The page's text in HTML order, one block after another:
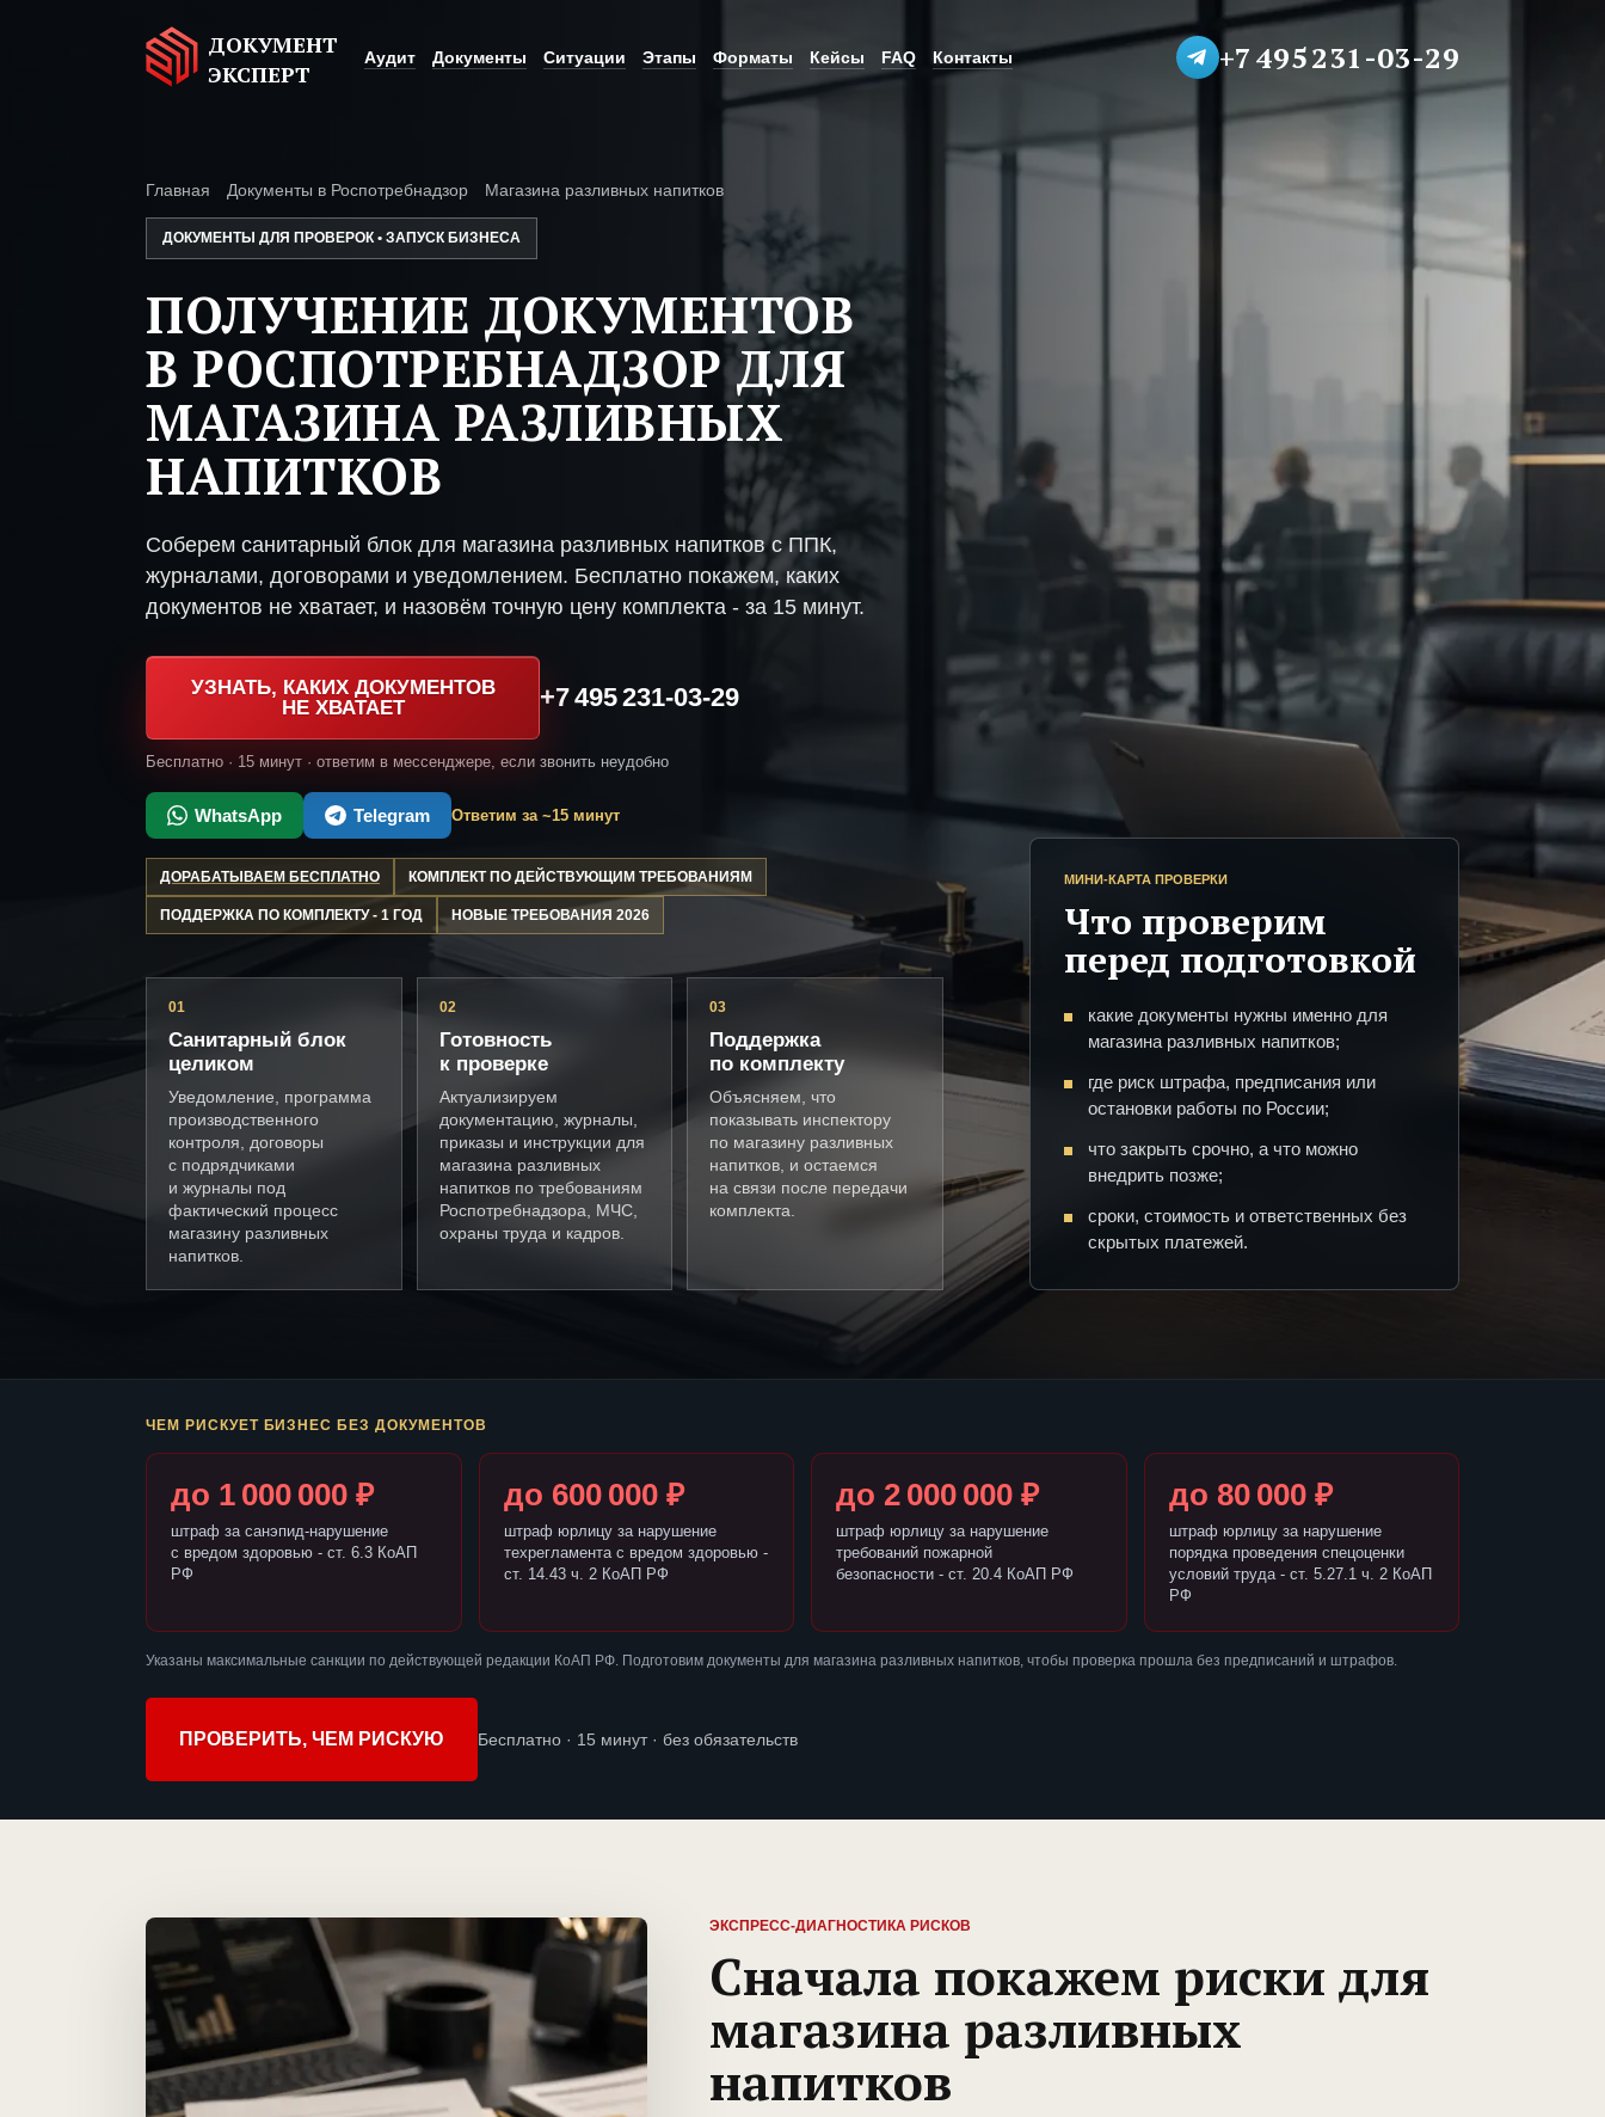
ДОКУМЕНТ
ЭКСПЕРТ
Аудит Документы Ситуации Этапы Форматы Кейсы FAQ Контакты +7 495 231-03-29
Главная Документы в Роспотребнадзор Магазина разливных напитков
ДОКУМЕНТЫ ДЛЯ ПРОВЕРОК • ЗАПУСК БИЗНЕСА
ПОЛУЧЕНИЕ ДОКУМЕНТОВ
В РОСПОТРЕБНАДЗОР ДЛЯ
МАГАЗИНА РАЗЛИВНЫХ
НАПИТКОВ
Соберем санитарный блок для магазина разливных напитков с ППК,
журналами, договорами и уведомлением. Бесплатно покажем, каких
документов не хватает, и назовём точную цену комплекта - за 15 минут.
УЗНАТЬ, КАКИХ ДОКУМЕНТОВ
НЕ ХВАТАЕТ
+7 495 231-03-29
Бесплатно · 15 минут · ответим в мессенджере, если звонить неудобно
WhatsApp Telegram Ответим за ~15 минут
ДОРАБАТЫВАЕМ БЕСПЛАТНО КОМПЛЕКТ ПО ДЕЙСТВУЮЩИМ ТРЕБОВАНИЯМ
ПОДДЕРЖКА ПО КОМПЛЕКТУ - 1 ГОД НОВЫЕ ТРЕБОВАНИЯ 2026
01
Санитарный блок
целиком
Уведомление, программа
производственного
контроля, договоры
с подрядчиками
и журналы под
фактический процесс
магазину разливных
напитков.
02
Готовность
к проверке
Актуализируем
документацию, журналы,
приказы и инструкции для
магазина разливных
напитков по требованиям
Роспотребнадзора, МЧС,
охраны труда и кадров.
03
Поддержка
по комплекту
Объясняем, что
показывать инспектору
по магазину разливных
напитков, и остаемся
на связи после передачи
комплекта.
МИНИ-КАРТА ПРОВЕРКИ
Что проверим
перед подготовкой
какие документы нужны именно для
магазина разливных напитков;
где риск штрафа, предписания или
остановки работы по России;
что закрыть срочно, а что можно
внедрить позже;
сроки, стоимость и ответственных без
скрытых платежей.
ЧЕМ РИСКУЕТ БИЗНЕС БЕЗ ДОКУМЕНТОВ
до 1 000 000 ₽
штраф за санэпид-нарушение
с вредом здоровью - ст. 6.3 КоАП
РФ
до 600 000 ₽
штраф юрлицу за нарушение
техрегламента с вредом здоровью -
ст. 14.43 ч. 2 КоАП РФ
до 2 000 000 ₽
штраф юрлицу за нарушение
требований пожарной
безопасности - ст. 20.4 КоАП РФ
до 80 000 ₽
штраф юрлицу за нарушение
порядка проведения спецоценки
условий труда - ст. 5.27.1 ч. 2 КоАП
РФ
Указаны максимальные санкции по действующей редакции КоАП РФ. Подготовим документы для магазина разливных напитков, чтобы проверка прошла без предписаний и штрафов.
ПРОВЕРИТЬ, ЧЕМ РИСКУЮ Бесплатно · 15 минут · без обязательств
ЭКСПРЕСС-ДИАГНОСТИКА РИСКОВ
Сначала покажем риски для
магазина разливных
напитков